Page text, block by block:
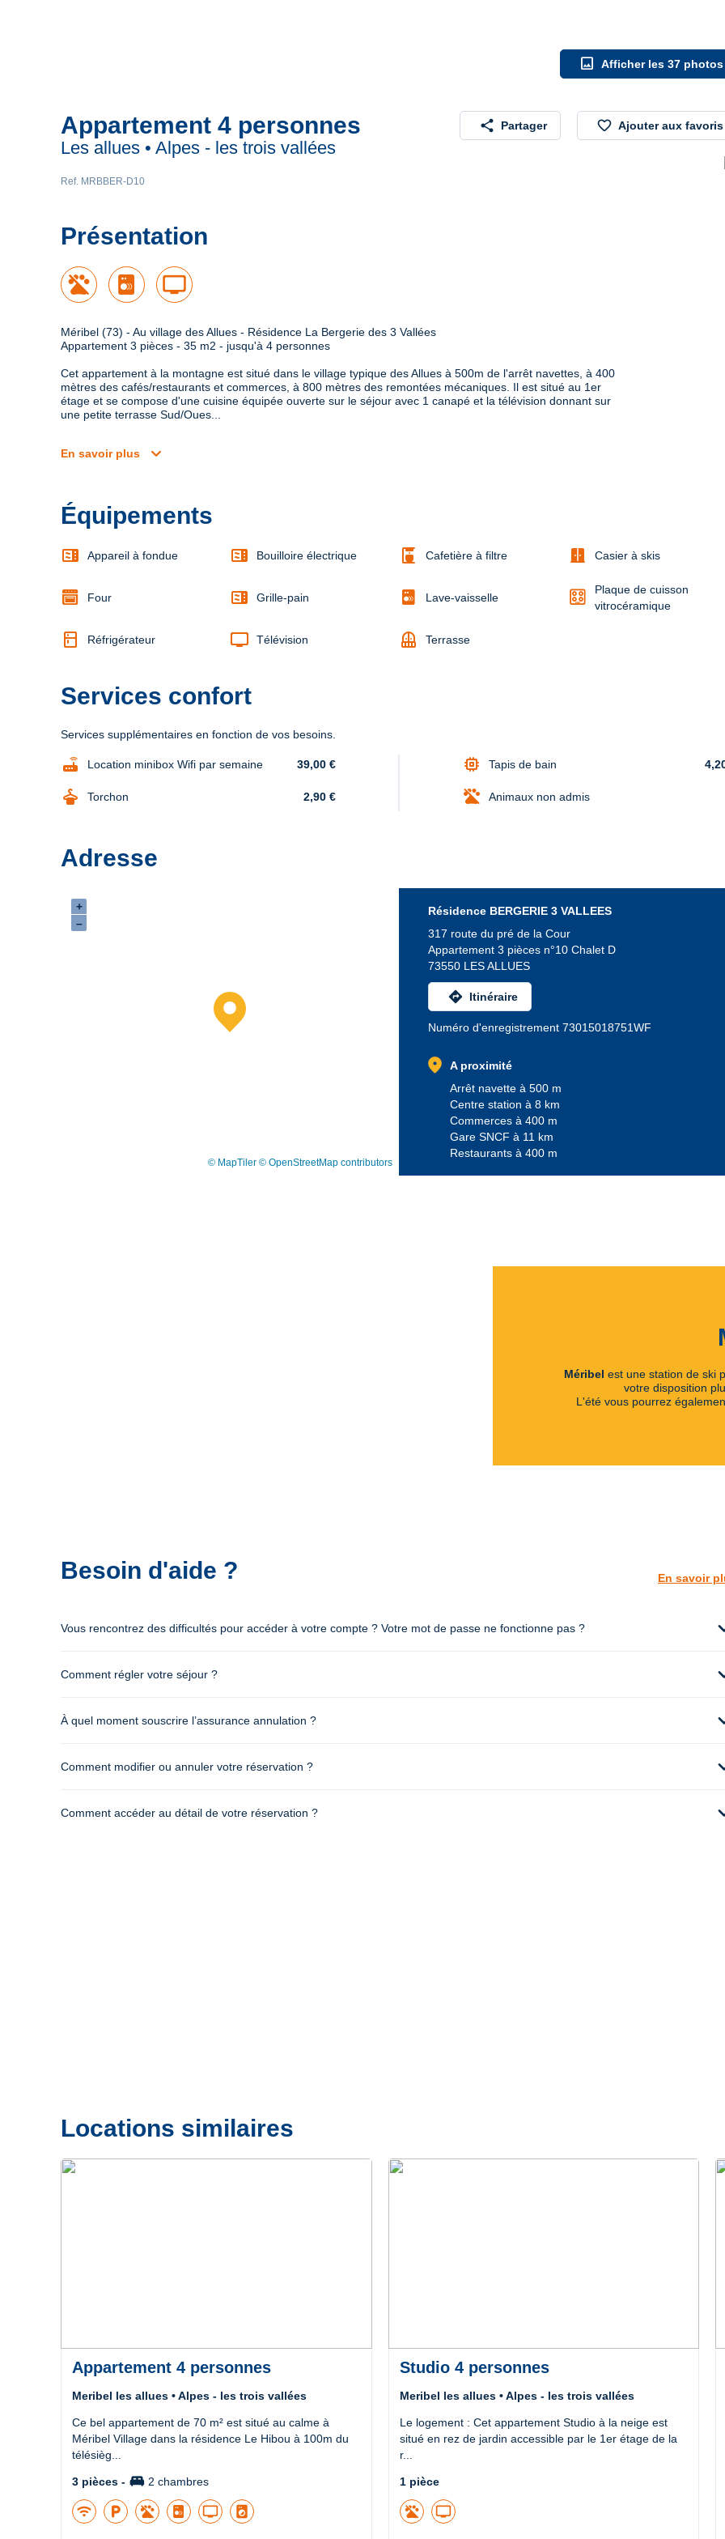
image Afficher les 37 photos
Appartement 4 personnes
Les allues • Alpes - les trois vallées
Ref. MRBBER-D10
share Partager favorite_border Ajouter aux favoris
Présentation
tv
Méribel (73) - Au village des Allues - Résidence La Bergerie des 3 Vallées
Appartement 3 pièces - 35 m2 - jusqu'à 4 personnes
Cet appartement à la montagne est situé dans le village typique des Allues à 500m de l'arrêt navettes, à 400
mètres des cafés/restaurants et commerces, à 800 mètres des remontées mécaniques. Il est situé au 1er
étage et se compose d'une cuisine équipée ouverte sur le séjour avec 1 canapé et la télévision donnant sur
une petite terrasse Sud/Oues...
En savoir plus expand_more
Équipements
microwave Appareil à fondue microwave Bouilloire électrique coffee_maker Cafetière à filtre door_sliding Casier à skis
Four microwave Grille-pain Lave-vaisselle
Plaque de cuisson
vitrocéramique
kitchen Réfrigérateur tv Télévision balcony Terrasse
Services confort
Services supplémentaires en fonction de vos besoins.
router Location minibox Wifi par semaine 39,00 € memory Tapis de bain
dry_cleaning Torchon 2,90 € Animaux non admis
Adresse
+
–
© MapTiler © OpenStreetMap contributors
Résidence BERGERIE 3 VALLEES
317 route du pré de la Cour
Appartement 3 pièces n°10 Chalet D
73550 LES ALLUES
directions Itinéraire
Numéro d'enregistrement 73015018751WF
location_on
A proximité
Arrêt navette à 500 m
Centre station à 8 km
Commerces à 400 m
Gare SNCF à 11 km
Restaurants à 400 m
Méribel est une station de ski
votre disposition
L'été vous pourrez
Besoin d'aide ? En savoir
Vous rencontrez des difficultés pour accéder à votre compte ? Votre mot de passe ne fonctionne pas ?
Comment régler votre séjour ?
À quel moment souscrire l’assurance annulation ?
Comment modifier ou annuler votre réservation ?
Comment accéder au détail de votre réservation ?
Locations similaires
Précédent
Appartement 4 personnes
Meribel les allues • Alpes - les trois vallées
Ce bel appartement de 70 m² est situé au calme à
Méribel Village dans la résidence Le Hibou à 100m du
télésièg...
3 pièces - king_bed 2 chambres
wifi local_parking tv local_laundry_service
Studio 4 personnes
Meribel les allues • Alpes - les trois vallées
Le logement : Cet appartement Studio à la neige est
situé en rez de jardin accessible par le 1er étage de la
r...
1 pièce
tv
Suivant